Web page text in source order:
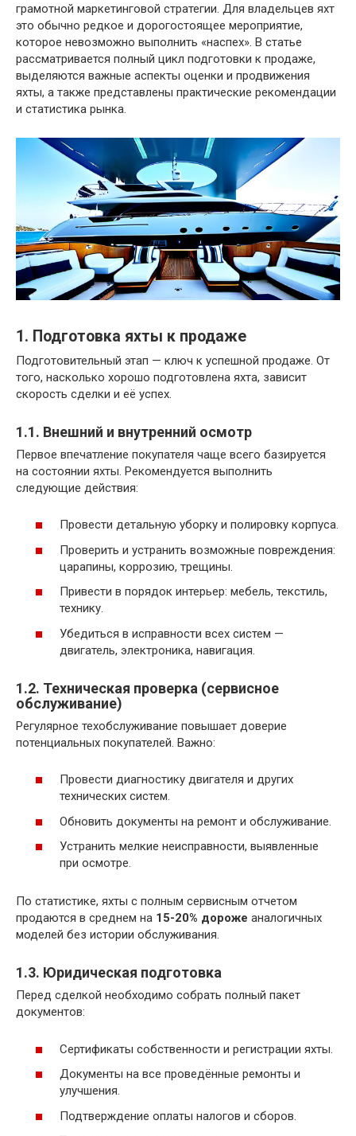
грамотной маркетинговой стратегии. Для владельцев яхт
это обычно редкое и дорогостоящее мероприятие,
которое невозможно выполнить «наспех». В статье
рассматривается полный цикл подготовки к продаже,
выделяются важные аспекты оценки и продвижения
яхты, а также представлены практические рекомендации
и статистика рынка.
1. Подготовка яхты к продаже
Подготовительный этап — ключ к успешной продаже. От
того, насколько хорошо подготовлена яхта, зависит
скорость сделки и её успех.
1.1. Внешний и внутренний осмотр
Первое впечатление покупателя чаще всего базируется
на состоянии яхты. Рекомендуется выполнить
следующие действия:
Провести детальную уборку и полировку корпуса.
Проверить и устранить возможные повреждения:
царапины, коррозию, трещины.
Привести в порядок интерьер: мебель, текстиль,
технику.
Убедиться в исправности всех систем —
двигатель, электроника, навигация.
1.2. Техническая проверка (сервисное
обслуживание)
Регулярное техобслуживание повышает доверие
потенциальных покупателей. Важно:
Провести диагностику двигателя и других
технических систем.
Обновить документы на ремонт и обслуживание.
Устранить мелкие неисправности, выявленные
при осмотре.
По статистике, яхты с полным сервисным отчетом
продаются в среднем на 15-20% дороже аналогичных
моделей без истории обслуживания.
1.3. Юридическая подготовка
Перед сделкой необходимо собрать полный пакет
документов:
Сертификаты собственности и регистрации яхты.
Документы на все проведённые ремонты и
улучшения.
Подтверждение оплаты налогов и сборов.